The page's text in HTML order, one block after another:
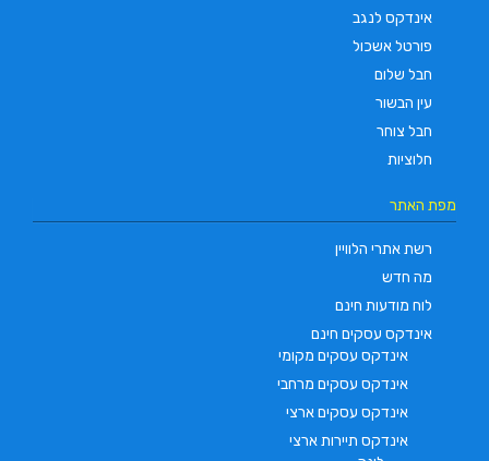
אינדקס לנגב
פורטל אשכול
חבל שלום
עין הבשור
חבל צוחר
חלוציות
מפת האתר
רשת אתרי הלוויין
מה חדש
לוח מודעות חינם
אינדקס עסקים חינם
אינדקס עסקים מקומי
אינדקס עסקים מרחבי
אינדקס עסקים ארצי
אינדקס תיירות ארצי